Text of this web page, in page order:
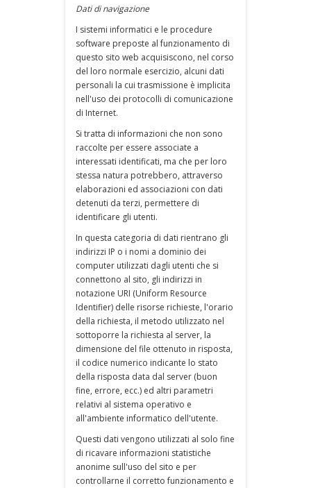
Dati di navigazione
I sistemi informatici e le procedure
software preposte al funzionamento di
questo sito web acquisiscono, nel corso
del loro normale esercizio, alcuni dati
personali la cui trasmissione è implicita
nell'uso dei protocolli di comunicazione
di Internet.
Si tratta di informazioni che non sono
raccolte per essere associate a
interessati identificati, ma che per loro
stessa natura potrebbero, attraverso
elaborazioni ed associazioni con dati
detenuti da terzi, permettere di
identificare gli utenti.
In questa categoria di dati rientrano gli
indirizzi IP o i nomi a dominio dei
computer utilizzati dagli utenti che si
connettono al sito, gli indirizzi in
notazione URI (Uniform Resource
Identifier) delle risorse richieste, l'orario
della richiesta, il metodo utilizzato nel
sottoporre la richiesta al server, la
dimensione del file ottenuto in risposta,
il codice numerico indicante lo stato
della risposta data dal server (buon
fine, errore, ecc.) ed altri parametri
relativi al sistema operativo e
all'ambiente informatico dell'utente.
Questi dati vengono utilizzati al solo fine
di ricavare informazioni statistiche
anonime sull'uso del sito e per
controllarne il corretto funzionamento e